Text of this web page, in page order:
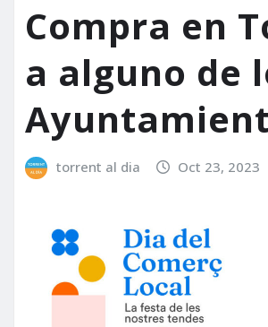
Compra en
a alguno de
torrent al dia Oct 23, 2023